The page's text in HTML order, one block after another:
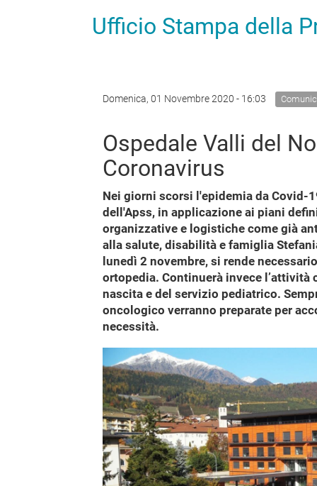
Ufficio Stampa della
Domenica, 01 Novembre 2020 - 16:03
Ospedale Valli del
Coronavirus
Nei giorni scorsi l'epidemia da Covid-
dell'Apss, in applicazione ai piani
organizzative e logistiche come già
alla salute, disabilità e famiglia
lunedì 2 novembre, si rende
ortopedia. Continuerà invece
nascita e del servizio pediatrico.
oncologico verranno preparate per
necessità.